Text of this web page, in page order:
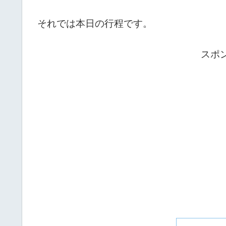
それでは本日の行程です。
スポ